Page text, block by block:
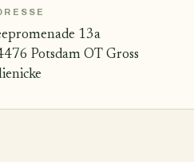
13a
Potsdam OT Gross